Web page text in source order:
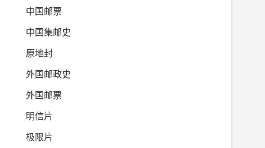
中国邮票
中国集邮史
原地封
外国邮政史
外国邮票
明信片
极限片